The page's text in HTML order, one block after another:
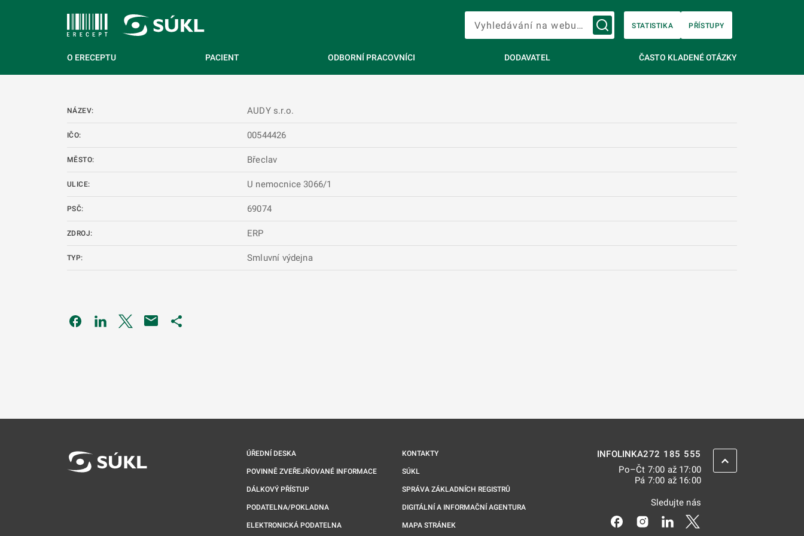
Vyhledávání na webu…
STATISTIKA PŘÍSTUPY
O ERECEPTU PACIENT ODBORNÍ PRACOVNÍCI DODAVATEL ČASTO KLADENÉ OTÁZKY
NÁZEV: AUDY s.r.o.
IČO: 00544426
MĚSTO: Břeclav
ULICE: U nemocnice 3066/1
PSČ: 69074
ZDROJ: ERP
TYP: Smluvní výdejna
Odkaz se otevře na nové kartě
Odkaz se otevře na nové kartě
Odkaz se otevře na nové kartě
ÚŘEDNÍ DESKA
POVINNĚ ZVEŘEJŇOVANÉ INFORMACE
DÁLKOVÝ PŘÍSTUP
PODATELNA/POKLADNA
ELEKTRONICKÁ PODATELNA
KONTAKTY
SÚKL
SPRÁVA ZÁKLADNÍCH REGISTRŮ
DIGITÁLNÍ A INFORMAČNÍ AGENTURA
MAPA STRÁNEK
INFOLINKA272 185 555
Po–Čt 7:00 až 17:00
Pá 7:00 až 16:00
Sledujte nás
Odkaz se otevře na nové kartě
Odkaz se otevře na nové kartě
Odkaz se otevře na nové
ZPĚT NAHORU